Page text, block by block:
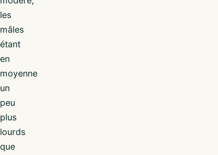
les
mâles
étant
en
moyenne
un
peu
plus
lourds
que